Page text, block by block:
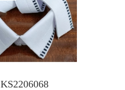
KS2206068